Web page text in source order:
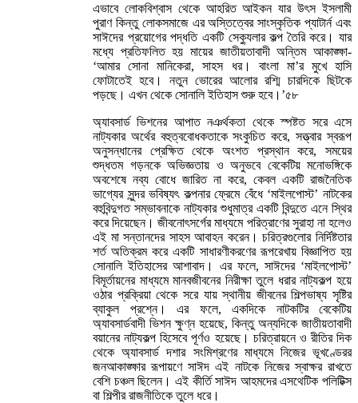
এভাবে লোকবিশ্বাস থেকে আহরিত আইকন যার উৎস ইসলামী
পুরাণ কিন্তু লোকসমাজে এর অস্তিত্বের সাংস্কৃতিক প্যাটার্ন এবং
সাঈদের প্রয়োগের পদ্ধতি একটি সেক্যুলার কল্প তৈরি করে। যার
মধ্যে প্রতিফলিত হয় মায়ের জাতীয়তাবাদী অন্তিম আকাঙ্ক্ষা-
‘আমার সোনা মানিকেরা, সাহস ধর। বাংলা মা’র মুখে হাসি
ফোটাতেই হবে। নতুন ভোরের আলোর রশ্মি চারদিকে ছিটকে
পড়ছে। এখন থেকে সোনালি ইতিহাস শুরু হবে।’৫৮
অ্যাবসার্ড ভিশনের আপাত নঞর্থকতা থেকে স্পষ্টত সরে এসে
নাট্যকার অর্থের বহুত্ববোধকতাকে সংকুচিত করে, সত্ত্বার স্বরূপ
অনুসন্ধানের প্রেক্ষিত থেকে অংশত প্রস্থান করে, সময়ের
শুদ্ধতম গড়নকে অভিজ্ঞতায় ও অনুভবে বেকেটিয় মনোভঙ্গিকে
অবশেষে নব্য বোধে জারিত না করে, কেবল একটি রাজনৈতিক
ভাগ্যের সুন্দর ভবিষ্যৎ কল্পনার ফ্রেমে বেঁধে ‘মাইলপোস্ট’ নাটকের
বহুবিন্দুগত সম্ভাবনাকে নাট্যকার শুধুমাত্র একটি বিন্দুতে এনে স্থির
করে দিয়েছেন। জীবনোৎসর্গের মাধ্যমে পরিত্রাণের সুরাহা না হলেও
এই মা সন্তানদের সাহস আবাহন করেন। চরিত্রগুলোর নির্দিষ্টতার
শর্ত অতিক্রম করে একটি সাধারণীকরণের রূপরেখায় বিজ্ঞাপিত হয়
সোনালি ইতিহাসের আশাবাদ। এর ফলে, সাঈদের ‘মাইলপোস্ট’
বিমূর্তায়নের মাধ্যমে মানবজীবনের নিরীক্ষা তুলে ধরার নাট্যকল্প হয়ে
ওঠার প্রক্রিয়া থেকে সরে যায় স্থানীয় জীবনের শিল্পভাষ্য সৃষ্টির
ব্যাকুল প্রশ্নে। এর ফলে, একদিকে নাটকটির বেকেটিয়
অ্যাবসার্ডবাদী ভিশন ক্ষুণ্ন হয়েছে, কিন্তু অন্যদিকে জাতীয়তাবাদী
বয়ানের নাট্যকল্প হিসেবে পূর্ণও হয়েছে। চরিত্রায়নে ও রীতির দিক
থেকে অ্যাবসার্ড দশার সংমিশ্রণের মাধ্যমে নিজের ভূখণ্ডেরর
জনআকাঙ্ক্ষার রূপায়ণে সাঈদ এই নাটকে নিজের স্বাক্ষর রাখতে
বেশি চঞ্চল ছিলেন। এই কীর্তি সাঈদ আহমদের এসথেটিক পলিটিক্স
বা শিল্পীর রাজনীতিকে তুলে ধরে।